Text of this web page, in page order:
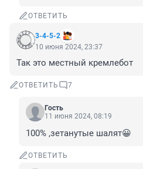
ОТВЕТИТЬ
3-4-5-2
10 июня 2024, 23:37
Так это местный кремлебот
ОТВЕТИТЬ 7
Гость
11 июня 2024, 08:19
100% ,зетанутые шалят😀
ОТВЕТИТЬ